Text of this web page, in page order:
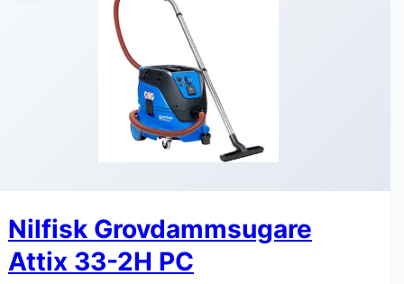
Nilfisk Grovdammsugare
Attix 33-2H PC